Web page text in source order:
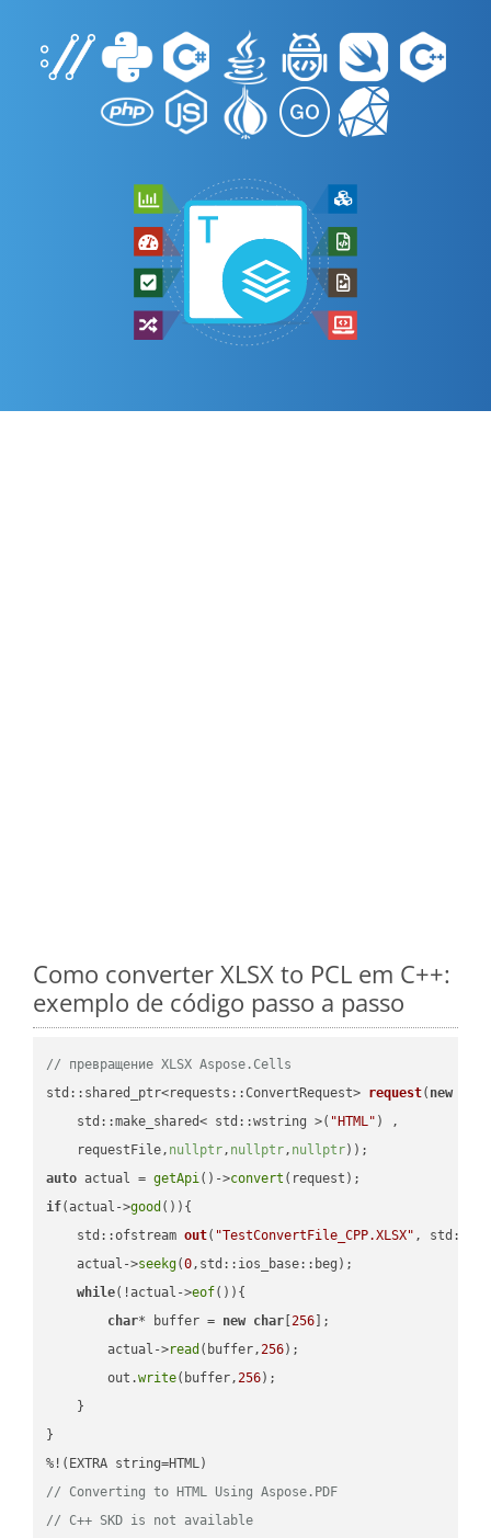
Como converter XLSX to PCL em C++:
exemplo de código passo a passo
// превращение XLSX Aspose.Cells
std::shared_ptr<requests::ConvertRequest> request( new
    std::make_shared< std::wstring >(
"HTML" ) ,
    requestFile,
nullptr, nullptr, nullptr))
auto actual = getApi()->convert
if(actual->good ()){
std::ofstream out( "TestConvertFile_CPP.XLSX" ,
    actual->
seekg(0,std::ios_base::beg);
while(!actual->eof()){
char* buffer = new char [256 ];
        actual->
read (buffer,256);
        out.
write(buffer,256);
    }
}
// Converting to HTML Using Aspose.PDF
// C++ SKD is not available